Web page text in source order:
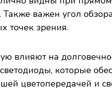
Также важен угол
точек зрения.
влияют на
которые
цветопередачей и